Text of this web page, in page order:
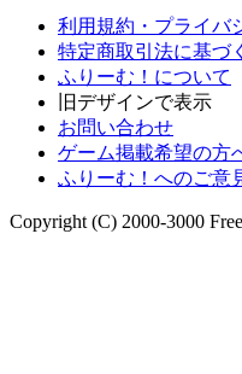
利用規約・プライバ
特定商取引法に基づ
ふりーむ！について
旧デザインで表示
お問い合わせ
ゲーム掲載希望の方
ふりーむ！へのご意
Copyright (C) 2000-3000